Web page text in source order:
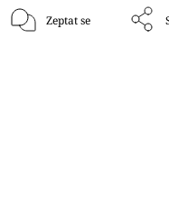
Zeptat se